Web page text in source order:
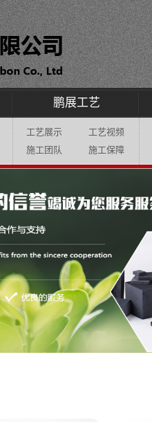
鹏展工艺
工艺展示
工艺视频
施工团队
施工保障